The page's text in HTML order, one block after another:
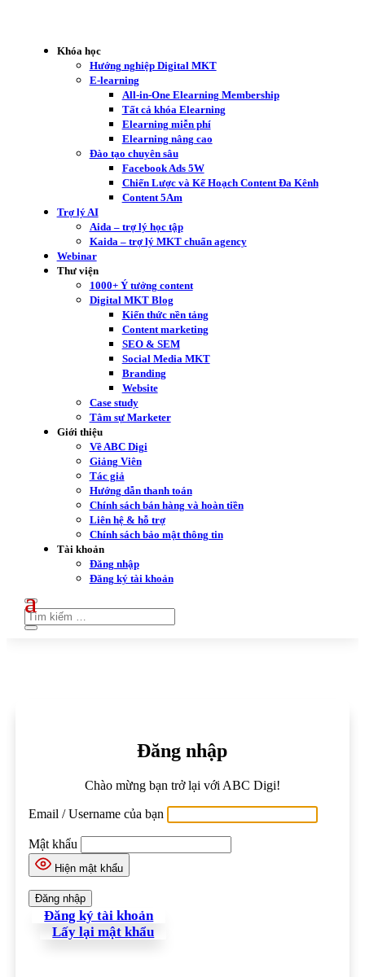
Khóa học
Hướng nghiệp Digital MKT
E-learning
All-in-One Elearning Membership
Tất cả khóa Elearning
Elearning miễn phí
Elearning nâng cao
Đào tạo chuyên sâu
Facebook Ads 5W
Chiến Lược và Kế Hoạch Content Đa Kênh
Content 5Am
Trợ lý AI
Aida – trợ lý học tập
Kaida – trợ lý MKT chuẩn agency
Webinar
Thư viện
1000+ Ý tưởng content
Digital MKT Blog
Kiến thức nền tảng
Content marketing
SEO & SEM
Social Media MKT
Branding
Website
Case study
Tâm sự Marketer
Giới thiệu
Về ABC Digi
Giảng Viên
Tác giả
Hướng dẫn thanh toán
Chính sách bán hàng và hoàn tiền
Liên hệ & hỗ trợ
Chính sách bảo mật thông tin
Tài khoản
Đăng nhập
Đăng ký tài khoản
Đăng nhập
Chào mừng bạn trở lại với ABC Digi!
Email / Username của bạn
Mật khẩu
Hiện mật khẩu
Đăng ký tài khoản
Lấy lại mật khẩu